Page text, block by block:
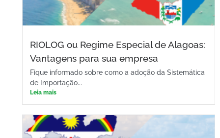
RIOLOG ou Regime Especial de Alagoas:
Vantagens para sua empresa
Fique informado sobre como a adoção da Sistemática
de Importação...
Leia mais